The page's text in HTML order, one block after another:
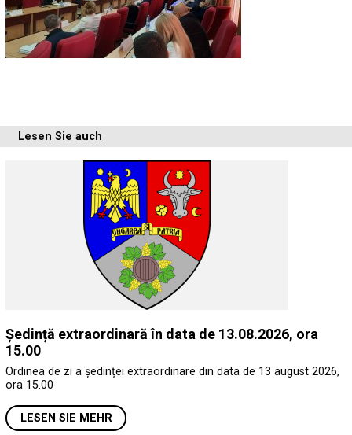
Lesen Sie auch
Ședință extraordinară în data de 13.08.2026, ora
15.00
Ordinea de zi a ședinței extraordinare din data de 13 august 2026,
ora 15.00
LESEN SIE MEHR